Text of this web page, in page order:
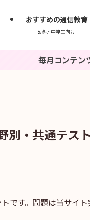
おすすめの通信教育
幼児~中学生向け
コンテンツを更新中。
別・共通テス
です。問題は当サイ